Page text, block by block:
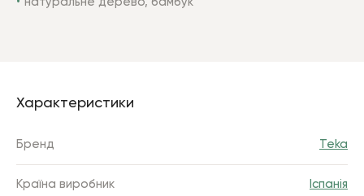
Характеристики
Бренд Teka
Країна виробник Іспанія